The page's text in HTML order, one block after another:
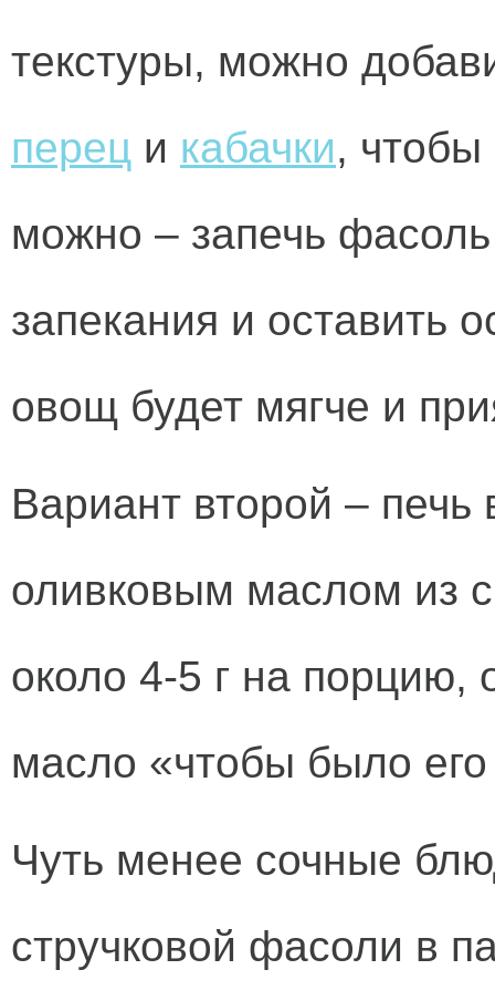
текстуры, можно
перец и кабачки, чтобы
можно – запечь
запекания и оставить
овощ будет мягче и
Вариант второй –
оливковым маслом из
около 4-5 г на порцию,
масло «чтобы было
Чуть менее сочные
стручковой фасоли в